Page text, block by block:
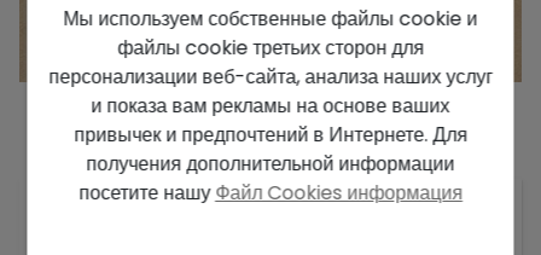
Описание
Недавно построенный, вблизи пляж, близко к морю,
Мы используем собственные файлы cookie и
файлы cookie третьих сторон для
персонализации веб-сайта, анализа наших услуг
и показа вам рекламы на основе ваших
привычек и предпочтений в Интернете. Для
получения дополнительной информации
посетите нашуФайл Cookies информация